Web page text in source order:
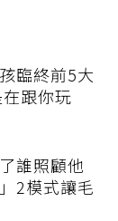
臨終前5大
跟你玩
誰照顧他
2模式讓毛